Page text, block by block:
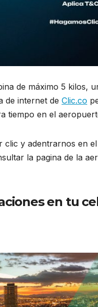
de máximo 5 kilos,
de internet de Clic.co
tiempo en el
clic y adentrarnos en
la pagina de la
en tu